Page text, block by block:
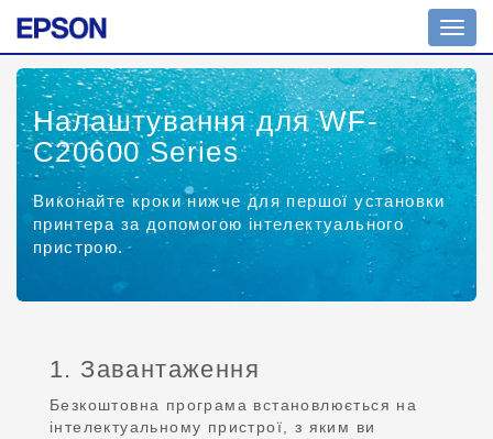
Налаштування для WF-
C20600 Series
Виконайте кроки нижче для першої установки
принтера за допомогою інтелектуального
пристрою.
1. Завантаження
Безкоштовна програма встановлюється на
інтелектуальному пристрої, з яким ви